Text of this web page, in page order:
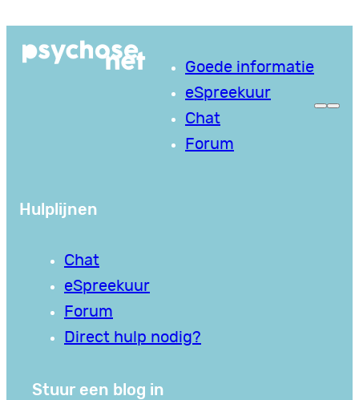
naar
Goede informatie
eSpreekuur
Chat
Forum
Hulplijnen
Chat
eSpreekuur
Forum
Direct hulp nodig?
Stuur een blog in